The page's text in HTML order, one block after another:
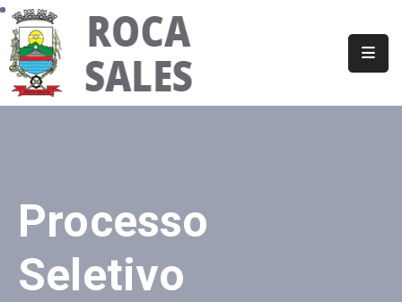
Página
Inicial
Informações
Notícias
Processo
Seletivo